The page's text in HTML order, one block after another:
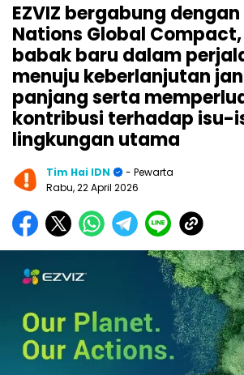
EZVIZ bergabung
Nations Global
babak baru dalam
menuju keberlanjutan
panjang serta
kontribusi terhadap isu-
lingkungan utama
Tim Hai IDN
- Pewarta
Rabu, 22 April 2026